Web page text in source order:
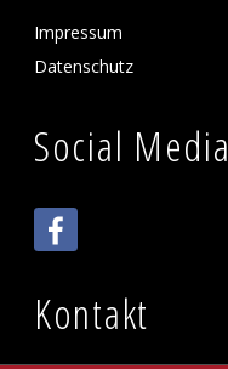
Impressum
Datenschutz
Social Media
Kontakt